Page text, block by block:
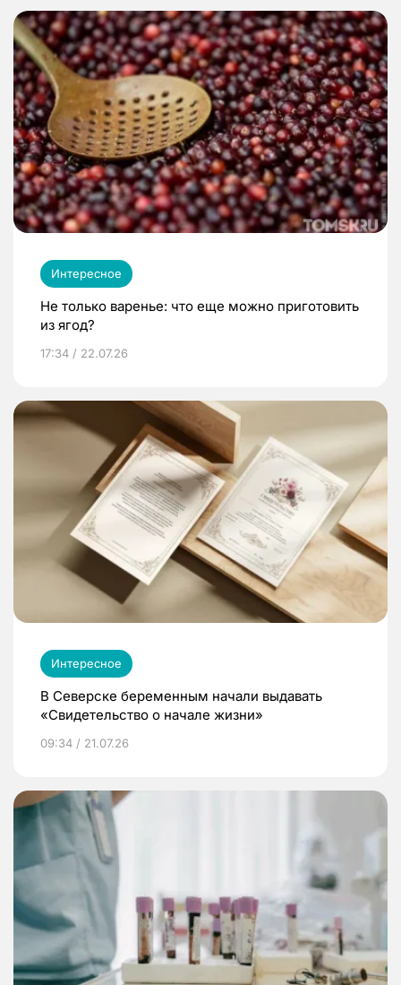
Интересное
Не только варенье: что еще можно приготовить
из ягод?
17:34 / 22.07.26
Интересное
В Северске беременным начали выдавать
«Свидетельство о начале жизни»
09:34 / 21.07.26